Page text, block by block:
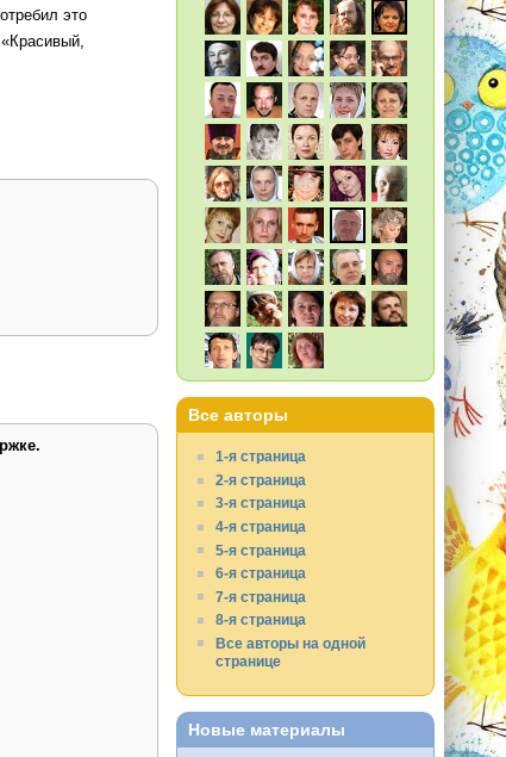
это
Все авторы
1-я страница
2-я страница
3-я страница
4-я страница
5-я страница
6-я страница
7-я страница
8-я страница
Все авторы на одной
странице
Новые материалы